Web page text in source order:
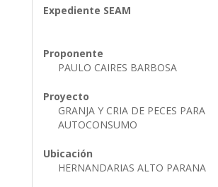
Expediente SEAM
Proponente
PAULO CAIRES BARBOSA
Proyecto
GRANJA Y CRIA DE PECES PARA
AUTOCONSUMO
Ubicación
HERNANDARIAS ALTO PARANA